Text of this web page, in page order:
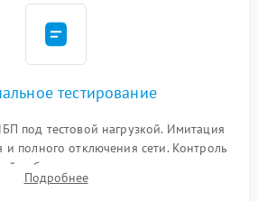
тестирование
под тестовой нагрузкой. Имитация
и полного отключения сети. Контроль
работы, температурного режима и
формы выходного сигнала.
Подробнее